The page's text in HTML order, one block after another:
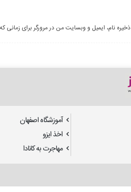
ذخیره نام، ایمیل و وبسایت من در مرورگر برای زمانی
آموزشگاه اصفهان
اخذ ایزو
مهاجرت به کانادا